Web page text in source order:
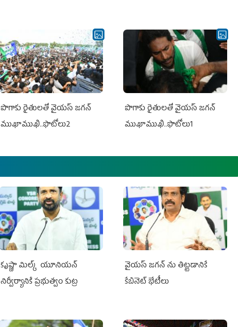
పొగాకు రైతుల‌తో వైయ‌స్ జ‌గ‌న్
ముఖాముఖి..ఫొటోలు2
పొగాకు రైతుల‌తో వైయ‌స్ జ‌గ‌న్
ముఖాముఖి..ఫొటోలు1
కృష్ణా మిల్క్‌ యూనియన్‌
నిర్వీర్యానికి ప్రభుత్వం కుట్ర
వైయ‌స్ జగన్‌ ను తిట్టడానికే
కేబినెట్‌ భేటీలు